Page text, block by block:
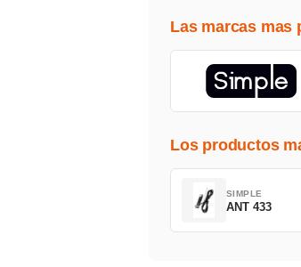
Las marcas mas
Los productos
SIMPLE
ANT 433